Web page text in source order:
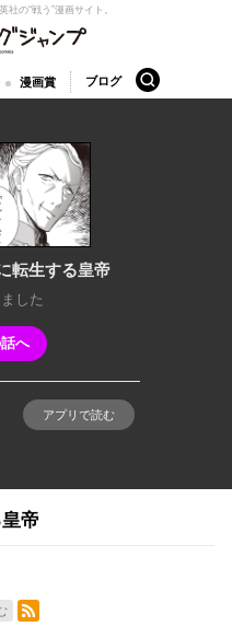
社の“戦う”漫画サイト。
漫画賞 ブログ 検索
転生する皇帝
した
へ
アプリで読む
帝
RSSフィード